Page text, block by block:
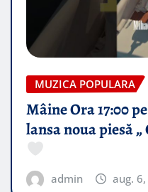
MUZICA POPULARA
Mâine Ora 17:00
lansa noua piesă
admin aug.